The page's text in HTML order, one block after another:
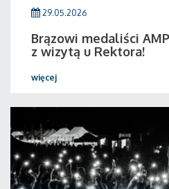
29.05.2026
Brązowi medaliści
z wizytą u Rektora!
więcej